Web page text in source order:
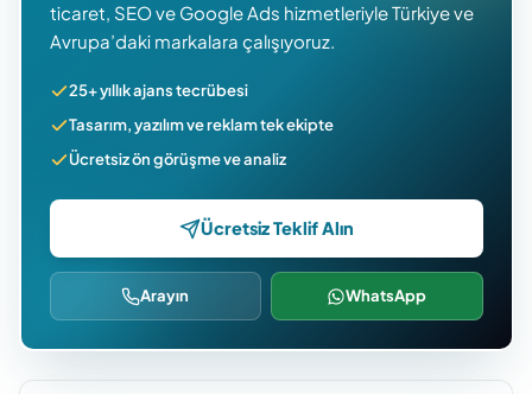
ticaret, SEO ve Google Ads hizmetleriyle Türkiye ve
Avrupa’daki markalara çalışıyoruz.
25+ yıllık ajans tecrübesi
Tasarım, yazılım ve reklam tek ekipte
Ücretsiz ön görüşme ve analiz
Ücretsiz Teklif Alın
Arayın WhatsApp